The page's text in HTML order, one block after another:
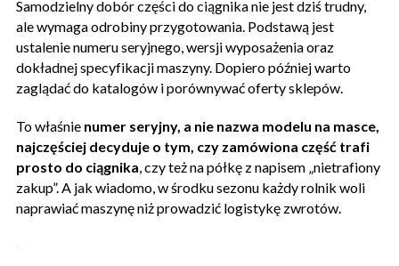
Samodzielny dobór części do ciągnika nie jest dziś trudny,
ale wymaga odrobiny przygotowania. Podstawą jest
ustalenie numeru seryjnego, wersji wyposażenia oraz
dokładnej specyfikacji maszyny. Dopiero później warto
zaglądać do katalogów i porównywać oferty sklepów.
To właśnie numer seryjny, a nie nazwa modelu na masce,
najczęściej decyduje o tym, czy zamówiona część trafi
prosto do ciągnika, czy też na półkę z napisem „nietrafiony
zakup”. A jak wiadomo, w środku sezonu każdy rolnik woli
naprawiać maszynę niż prowadzić logistykę zwrotów.